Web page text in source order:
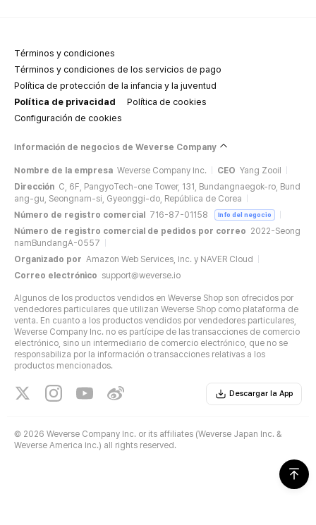
Términos y condiciones
Términos y condiciones de los servicios de pago
Política de protección de la infancia y la juventud
Política de privacidad
Política de cookies
Configuración de cookies
Información de negocios de Weverse Company
Nombre de la empresa Weverse Company Inc. CEO Yang Zooil
Dirección C, 6F, PangyoTech-one Tower, 131, Bundangnaegok-ro, Bund
ang-gu, Seongnam-si, Gyeonggi-do, República de Corea
Número de registro comercial
716-87-01158 Info del negocio
Número de registro comercial de pedidos por correo 2022-Seong
namBundangA-0557
Organizado por Amazon Web Services, Inc. y NAVER Cloud
Correo electrónico support@weverse.io
Algunos de los productos vendidos en Weverse Shop son ofrecidos por
vendedores particulares que utilizan Weverse Shop como plataforma de
venta. En cuanto a los productos vendidos por vendedores particulares,
Weverse Company Inc. no es partícipe de las transacciones de comercio
electrónico, sino un intermediario de comercio electrónico, que no se
responsabiliza por la información o transacciones relativas a los
productos mencionados.
Descargar la App
© 2026 Weverse Company Inc. or its affiliates (Weverse Japan Inc. &
Weverse America Inc.) all rights reserved.